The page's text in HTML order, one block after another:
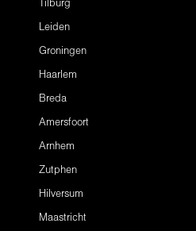
Tilburg
Leiden
Groningen
Haarlem
Breda
Amersfoort
Arnhem
Zutphen
Hilversum
Maastricht